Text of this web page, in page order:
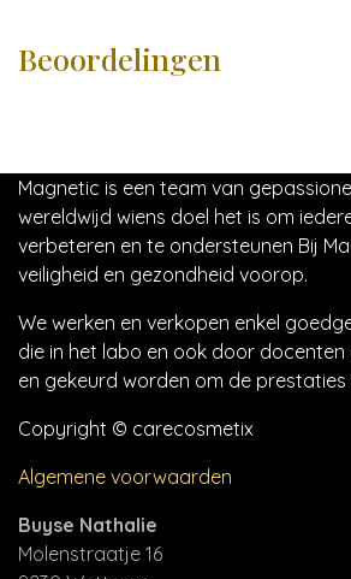
Beoordelingen
Magnetic is een team van
wereldwijd wiens doel het is om
verbeteren en te ondersteunen Bij
veiligheid en gezondheid voorop.
We werken en verkopen enkel
die in het labo en ook door
en gekeurd worden om de
Copyright © carecosmetix
Algemene voorwaarden
Buyse Nathalie
Molenstraatje 16